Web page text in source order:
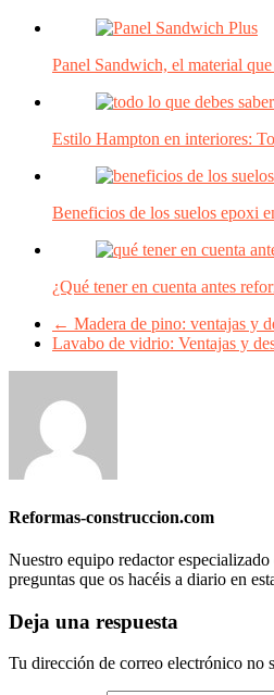
Panel Sandwich, el material
Estilo Hampton en interiores:
Beneficios de los suelos epoxi
¿Qué tener en cuenta antes
← Madera de pino: ventajas y
Lavabo de vidrio: Ventajas y
Reformas-construccion.com
Nuestro equipo redactor
preguntas que os hacéis a diario en
Deja una respuesta
Tu dirección de correo electrónico no